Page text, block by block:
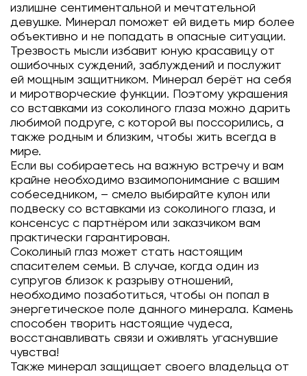
излишне сентиментальной и мечтательной
девушке. Минерал поможет ей видеть мир более
объективно и не попадать в опасные ситуации.
Трезвость мысли избавит юную красавицу от
ошибочных суждений, заблуждений и послужит
ей мощным защитником. Минерал берёт на себя
и миротворческие функции. Поэтому украшения
со вставками из соколиного глаза можно дарить
любимой подруге, с которой вы поссорились, а
также родным и близким, чтобы жить всегда в
мире.
Если вы собираетесь на важную встречу и вам
крайне необходимо взаимопонимание с вашим
собеседником, – смело выбирайте кулон или
подвеску со вставками из соколиного глаза, и
консенсус с партнёром или заказчиком вам
практически гарантирован.
Соколиный глаз может стать настоящим
спасителем семьи. В случае, когда один из
супругов близок к разрыву отношений,
необходимо позаботиться, чтобы он попал в
энергетическое поле данного минерала. Камень
способен творить настоящие чудеса,
восстанавливать связи и оживлять угаснувшие
чувства!
Также минерал защищает своего владельца от